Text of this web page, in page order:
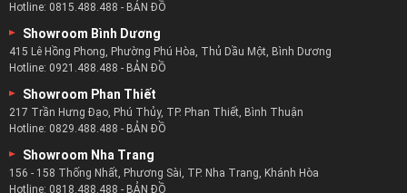
615 Kinh Dương Vương, Phường An Lạc, Bình Tân, TP.HCM
Hotline:0835.488.488-BẢN ĐỒ
126 Đồng Khởi, Phường Tân Hiệp, Biên Hòa, Đồng Nai
Hotline:0815.488.488-BẢN ĐỒ
415 Lê Hồng Phong, Phường Phú Hòa, Thủ Dầu Một, Bình Dương
Hotline:0921.488.488-BẢN ĐỒ